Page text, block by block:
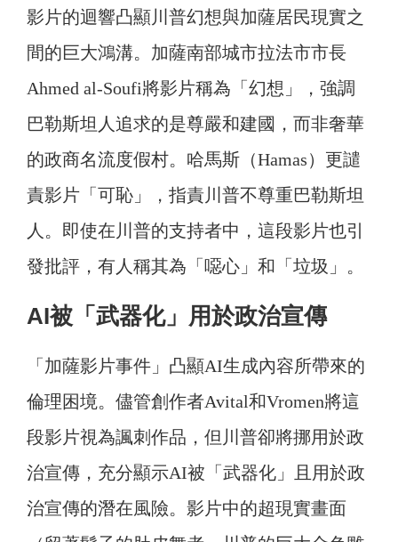
影片的迴響凸顯川普幻想與加薩居民現實之
間的巨大鴻溝。加薩南部城市拉法市市長
Ahmed al-Soufi將影片稱為「幻想」，強調
巴勒斯坦人追求的是尊嚴和建國，而非奢華
的政商名流度假村。哈馬斯（Hamas）更譴
責影片「可恥」，指責川普不尊重巴勒斯坦
人。即使在川普的支持者中，這段影片也引
發批評，有人稱其為「噁心」和「垃圾」。
AI被「武器化」用於政治宣傳
「加薩影片事件」凸顯AI生成內容所帶來的
倫理困境。儘管創作者Avital和Vromen將這
段影片視為諷刺作品，但川普卻將挪用於政
治宣傳，充分顯示AI被「武器化」且用於政
治宣傳的潛在風險。影片中的超現實畫面